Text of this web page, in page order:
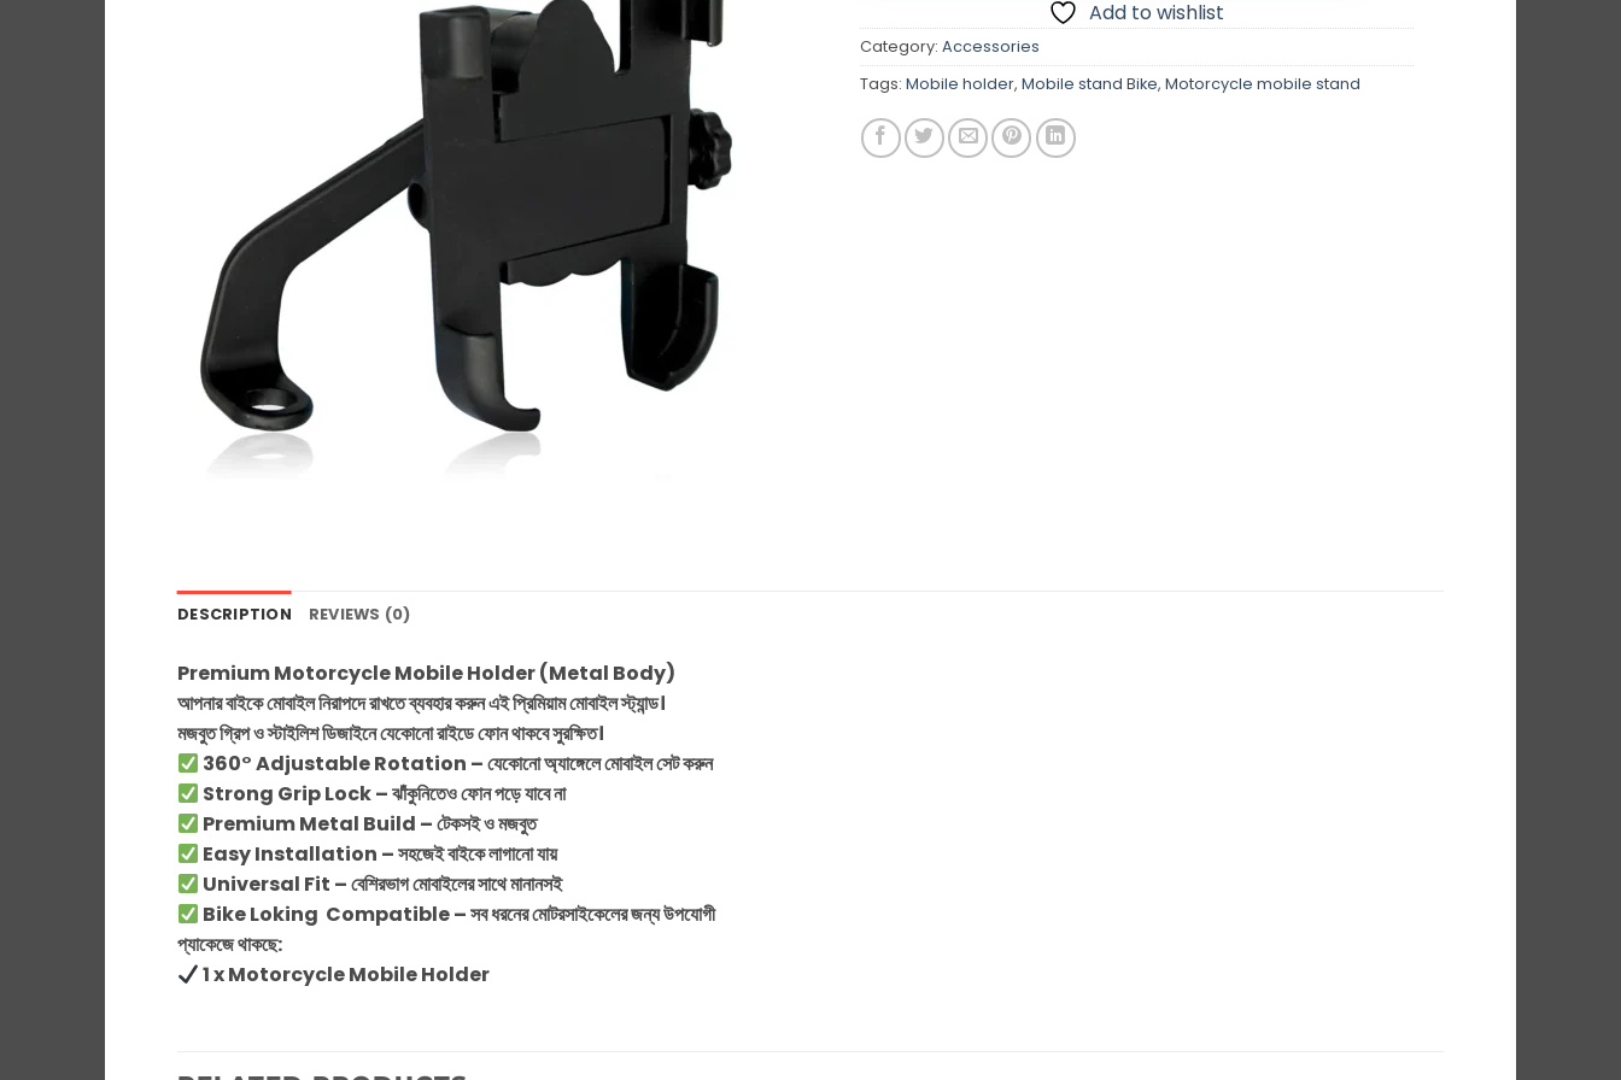
Add to wishlist
Category: Accessories
Tags: Mobile holder, Mobile stand Bike, Motorcycle mobile stand
DESCRIPTION REVIEWS (0)
Premium Motorcycle Mobile Holder (Metal Body)
আপনার বাইকে মোবাইল নিরাপদে রাখতে ব্যবহার করুন এই প্রিমিয়াম মোবাইল স্ট্যান্ড।
মজবুত গ্রিপ ও স্টাইলিশ ডিজাইনে যেকোনো রাইডে ফোন থাকবে সুরক্ষিত।
360° Adjustable Rotation – যেকোনো অ্যাঙ্গেলে মোবাইল সেট করুন
Strong Grip Lock – ঝাঁকুনিতেও ফোন পড়ে যাবে না
Premium Metal Build – টেকসই ও মজবুত
Easy Installation – সহজেই বাইকে লাগানো যায়
Universal Fit – বেশিরভাগ মোবাইলের সাথে মানানসই
Bike Loking Compatible – সব ধরনের মোটরসাইকেলের জন্য উপযোগী
প্যাকেজে থাকছে:
1 x Motorcycle Mobile Holder